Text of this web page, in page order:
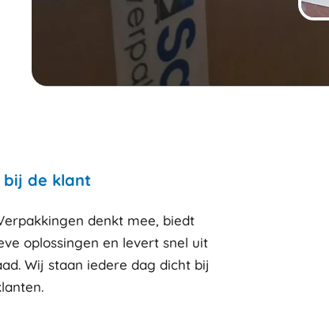
bij de klant
denkt mee, biedt
oplossingen en levert snel uit
Wij staan iedere dag dicht bij